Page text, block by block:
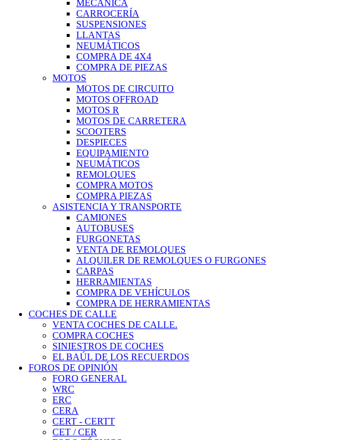
MECÁNICA
CARROCERÍA
SUSPENSIONES
LLANTAS
NEUMÁTICOS
COMPRA DE 4X4
COMPRA DE PIEZAS
MOTOS
MOTOS DE CIRCUITO
MOTOS OFFROAD
MOTOS R
MOTOS DE CARRETERA
SCOOTERS
DESPIECES
EQUIPAMIENTO
NEUMÁTICOS
REMOLQUES
COMPRA MOTOS
COMPRA PIEZAS
ASISTENCIA Y TRANSPORTE
CAMIONES
AUTOBUSES
FURGONETAS
VENTA DE REMOLQUES
ALQUILER DE REMOLQUES O FURGONES
CARPAS
HERRAMIENTAS
COMPRA DE VEHÍCULOS
COMPRA DE HERRAMIENTAS
COCHES DE CALLE
VENTA COCHES DE CALLE.
COMPRA COCHES
SINIESTROS DE COCHES
EL BAÚL DE LOS RECUERDOS
FOROS DE OPINIÓN
FORO GENERAL
WRC
ERC
CERA
CERT - CERTT
CET / CER